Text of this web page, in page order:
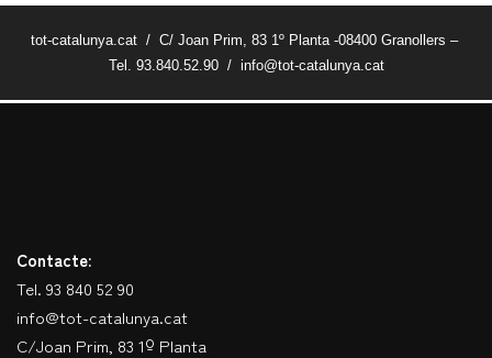
tot-catalunya.cat / C/ Joan Prim, 83 1º Planta -08400 Granollers –
Tel. 93.840.52.90 / info@tot-catalunya.cat
Contacte:
Tel. 93 840 52 90
info@tot-catalunya.cat
C/Joan Prim, 83 1º Planta